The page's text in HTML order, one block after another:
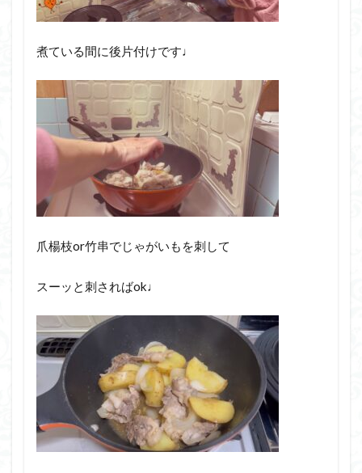
煮ている間に後片付けです♩
爪楊枝or竹串でじゃがいもを刺して
スーッと刺さればok♩